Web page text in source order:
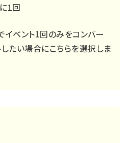
1回
イベント1回のみをコンバー
したい場合にこちらを選択しま